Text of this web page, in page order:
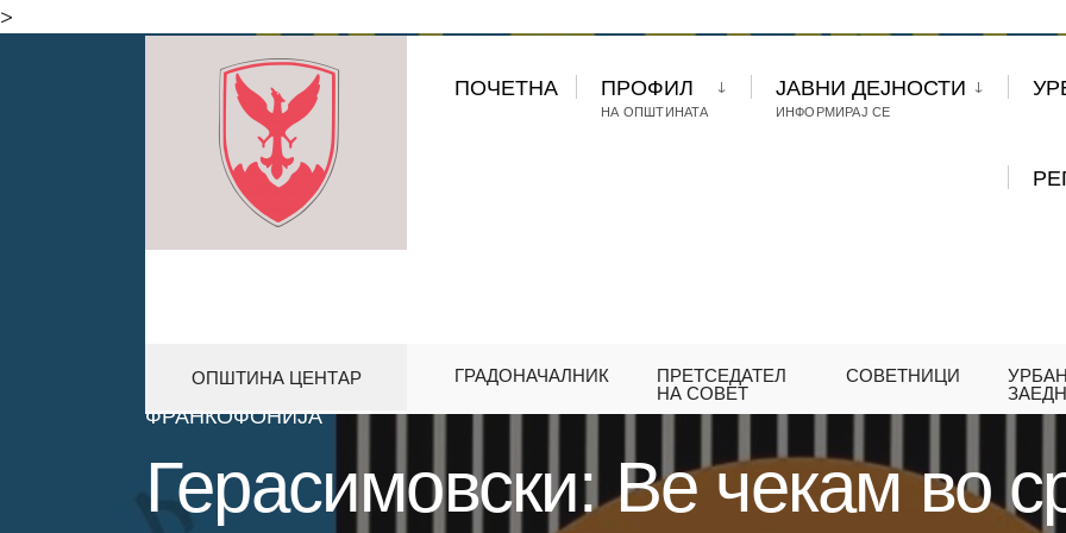
>
ПОЧЕТНА ПРОФИЛ
НА ОПШТИНАТА
ЈАВНИ ДЕЈНОСТИ
ИНФОРМИРАЈ СЕ
ОПШТИНА ЦЕНТАР ГРАДОНАЧАЛНИК
ПРЕТСЕДАТЕЛ
НА СОВЕТ
СОВЕТНИЦИ
HOME АКТИВНОСТИ
ГЕРАСИМОВСКИ: ВЕ ЧЕКАМ ВО СРЕДА НА ДОБРА
ФРАНКОФОНИЈА
Герасимовски: Ве чекам во